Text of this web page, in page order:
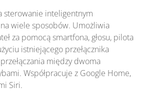
sterowanie inteligentnym
wiele sposobów. Umożliwia
za pomocą smartfona, głosu, pilota
istniejącego przełącznika
między dwoma
Współpracuje z Google Home,
Siri.